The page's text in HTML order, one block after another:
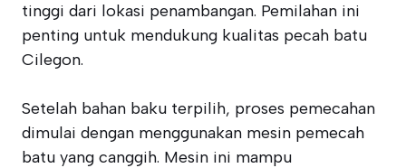
tinggi dari lokasi penambangan. Pemilahan ini
penting untuk mendukung kualitas pecah batu
Cilegon.
Setelah bahan baku terpilih, proses pemecahan
dimulai dengan menggunakan mesin pemecah
batu yang canggih. Mesin ini mampu